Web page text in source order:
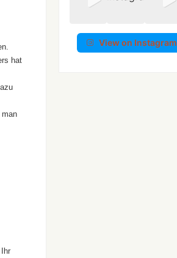
hat
View on Instagram